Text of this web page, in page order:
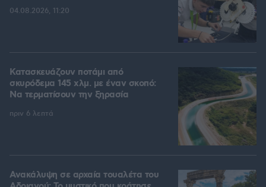
04.08.2026, 11:20
Κατασκευάζουν ποτάμι από
σκυρόδεμα 145 χλμ. με έναν σκοπό:
Να τερματίσουν την ξηρασία
πριν 6 λεπτά
Ανακάλυψη σε αρχαία τουαλέτα του